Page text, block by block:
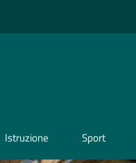
Istruzione Sport